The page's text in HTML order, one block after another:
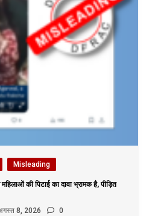
Misleading
की पिटाई का दावा भ्रामक है, पीड़ित
8, 2026 0